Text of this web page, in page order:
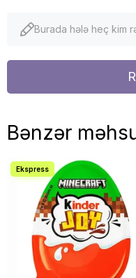
Burada hələ heç kim
Bənzər